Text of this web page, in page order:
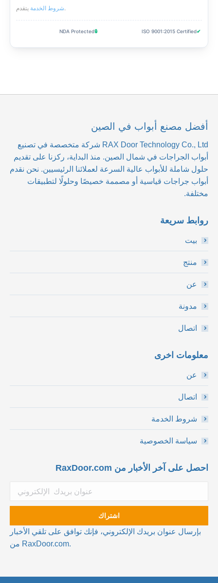
شروط الخدمة يتقدم .
✔
ISO 9001:2015 Certified
🔒
NDA Protected
أفضل مصنع أبواب في الصين
RAX Door Technology Co., Ltd شركة متخصصة في تصنيع
أبواب الجراجات في شمال الصين. منذ البداية، ركزنا على تقديم
حلول شاملة للأبواب عالية السرعة لعملائنا الرئيسيين. نحن نقدم
أبواب جراجات قياسية أو مصممة خصيصًا وحلولًا لتطبيقات
مختلفة.
روابط سريعة
بيت
منتج
عن
مدونة
اتصال
معلومات اخرى
عن
اتصال
شروط الخدمة
سياسة الخصوصية
احصل على آخر الأخبار من RaxDoor.com
بإرسال عنوان بريدك الإلكتروني، فإنك توافق على تلقي الأخبار
من RaxDoor.com.